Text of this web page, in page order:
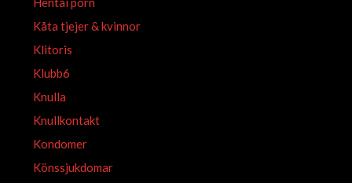
Kåta tjejer & kvinnor
Klitoris
Klubb6
Knulla
Knullkontakt
Kondomer
Könssjukdomar